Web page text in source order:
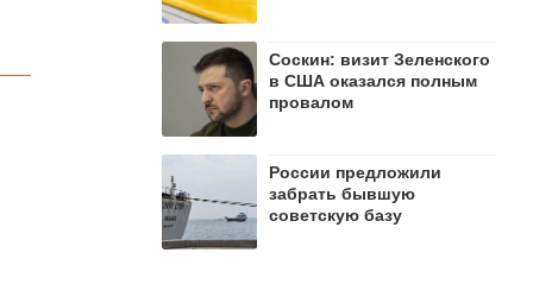
Соскин: визит Зеленского
в США оказался полным
провалом
России предложили
забрать бывшую
советскую базу